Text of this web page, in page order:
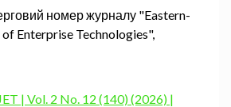
номер журналу "Eastern-
Enterprise Technologies",
| Vol. 2 No. 12 (140) (2026) |